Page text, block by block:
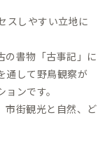
スしやすい立地に
の書物「古事記」に
通して野鳥観察が
ンです。
市街観光と自然、ど